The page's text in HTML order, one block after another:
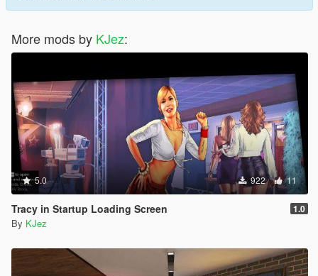
More mods by KJez:
5.0 922 11
Tracy in Startup Loading Screen 1.0
By KJez